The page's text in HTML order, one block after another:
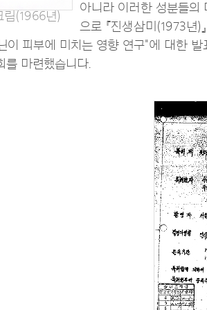
림(1966년)
아니라 이러한 성분들의
으로 『진생삼미(1973년)
이 피부에 미치는 영향 연구"에 대한
를 마련했습니다.